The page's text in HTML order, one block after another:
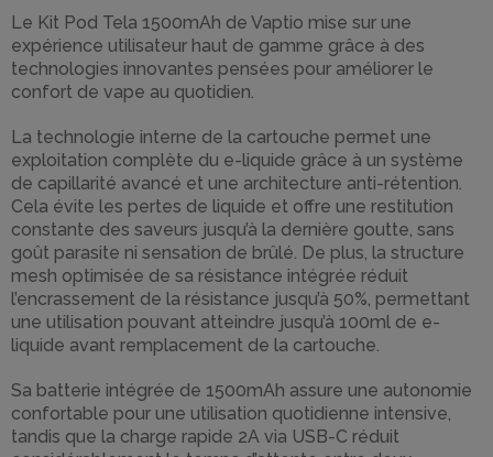
Le Kit Pod Tela 1500mAh de Vaptio mise sur une
expérience utilisateur haut de gamme grâce à des
technologies innovantes pensées pour améliorer le
confort de vape au quotidien.
La technologie interne de la cartouche permet une
exploitation complète du e-liquide grâce à un système
de capillarité avancé et une architecture anti-rétention.
Cela évite les pertes de liquide et offre une restitution
constante des saveurs jusqu’à la dernière goutte, sans
goût parasite ni sensation de brûlé. De plus, la structure
mesh optimisée de sa résistance intégrée réduit
l’encrassement de la résistance jusqu’à 50%, permettant
une utilisation pouvant atteindre jusqu’à 100ml de e-
liquide avant remplacement de la cartouche.
Sa batterie intégrée de 1500mAh assure une autonomie
confortable pour une utilisation quotidienne intensive,
tandis que la charge rapide 2A via USB-C réduit